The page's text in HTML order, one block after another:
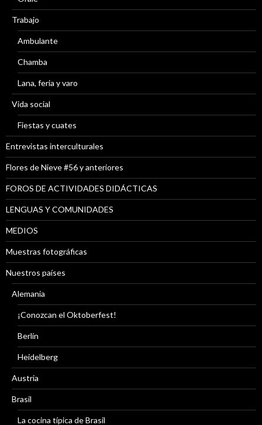
Trabajo
Ambulante
Chamba
Lana, feria y varo
Vida social
Fiestas y cuates
Entrevistas interculturales
Flores de Nieve #56 y anteriores
FOROS DE ACTIVIDADES DIDÁCTICAS
LENGUAS Y COMUNIDADES
MEDIOS
Muestras fotográficas
Nuestros países
Alemania
¡Conozcan el Oktoberfest!
Berlín
Heidelberg
Austria
Brasil
La cocina típica de Brasil